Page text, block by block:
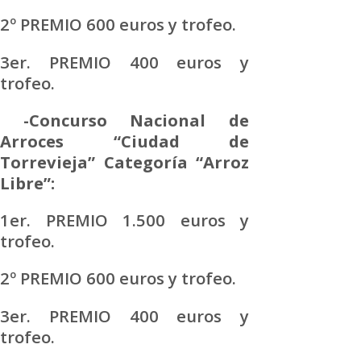
2º PREMIO 600 euros y trofeo.
3er. PREMIO 400 euros y
trofeo.
-Concurso Nacional de
Arroces “Ciudad de
Torrevieja” Categoría “Arroz
Libre”:
1er. PREMIO 1.500 euros y
trofeo.
2º PREMIO 600 euros y trofeo.
3er. PREMIO 400 euros y
trofeo.